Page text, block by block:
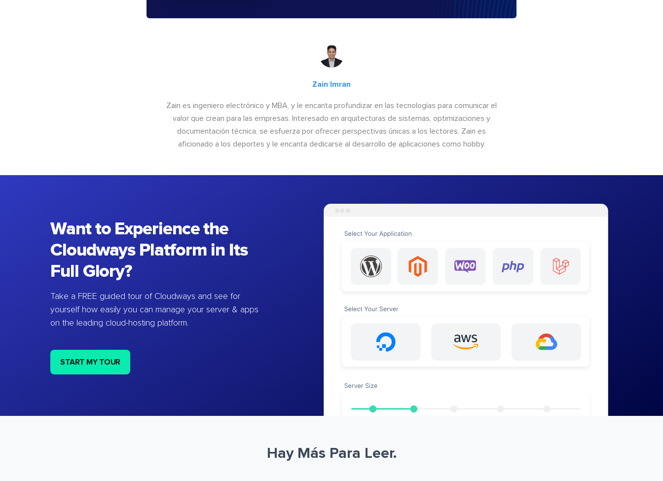
Zain Imran
Zain es ingeniero electrónico y MBA, y le encanta profundizar en las tecnologías para comunicar el
valor que crean para las empresas. Interesado en arquitecturas de sistemas, optimizaciones y
documentación técnica, se esfuerza por ofrecer perspectivas únicas a los lectores. Zain es
aficionado a los deportes y le encanta dedicarse al desarrollo de aplicaciones como hobby.
Want to Experience the
Cloudways Platform in Its
Full Glory?
Take a FREE guided tour of Cloudways and see for
yourself how easily you can manage your server & apps
on the leading cloud-hosting platform.
START MY TOUR
Hay Más Para Leer.